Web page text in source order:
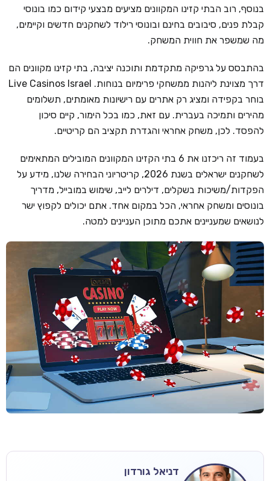
בנוסף, רוב הבתי קזינו המקוונים מציעים מבצעי קידום כמו בונוסי
קבלת פנים, סיבובים בחינם ובונוסי רילוד לשחקנים חדשים וקיימים,
מה שמשפר את חווית המשחק.
בהתבסס על גרפיקה מתקדמת ותוכנה יציבה, בתי קזינו מקוונים הם
דרך מצוינת ליהנות ממשחקי פרימיום בנוחות. Live Casinos Israel
בוחר בקפידה ומציג רק אתרים עם רישיונות מאומתים, תשלומים
מהירים ותמיכה בעברית. עם זאת, כמו בכל הימור, קיים סיכון
להפסד. לכן, משחק אחראי והגדרת תקציב הם קריטיים.
בעמוד זה ריכזנו את 6 בתי הקזינו המקוונים המובילים המתאימים
לשחקנים ישראלים בשנת 2026, קריטריוני הבחירה שלנו, מידע על
הפקדות/משיכות בשקלים, דילרים לייב, שימוש במובייל, מדריך
בונוסים ומשחק אחראי, הכל במקום אחד. אתם יכולים לקפוץ ישר
לנושאים שמעניינים אתכם מתוכן העניינים למטה.
דניאל גורדון